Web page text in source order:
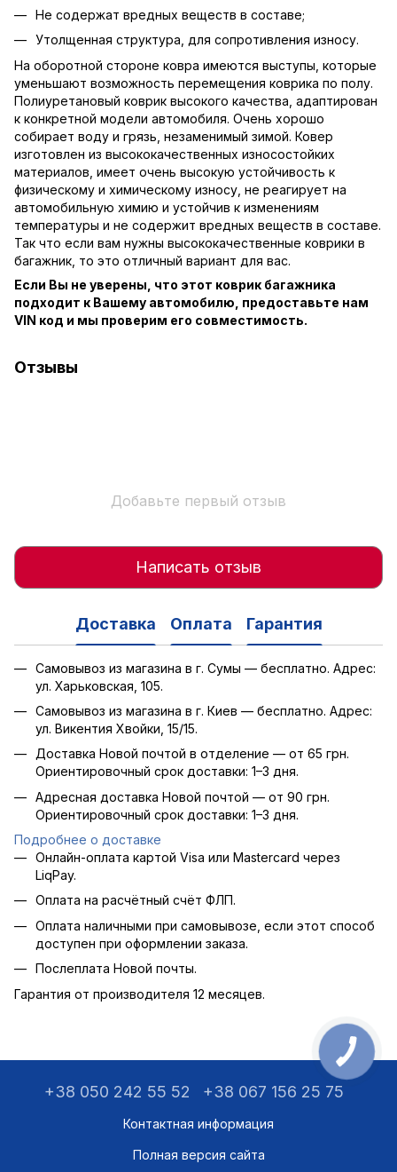
Не содержат вредных веществ в составе;
Утолщенная структура, для сопротивления износу.
На оборотной стороне ковра имеются выступы, которые
уменьшают возможность перемещения коврика по полу.
Полиуретановый коврик высокого качества, адаптирован
к конкретной модели автомобиля. Очень хорошо
собирает воду и грязь, незаменимый зимой. Ковер
изготовлен из высококачественных износостойких
материалов, имеет очень высокую устойчивость к
физическому и химическому износу, не реагирует на
автомобильную химию и устойчив к изменениям
температуры и не содержит вредных веществ в составе.
Так что если вам нужны высококачественные коврики в
багажник, то это отличный вариант для вас.
Если Вы не уверены, что этот коврик багажника
подходит к Вашему автомобилю, предоставьте нам
VIN код и мы проверим его совместимость.
Отзывы
Добавьте первый отзыв
Написать отзыв
Доставка Оплата Гарантия
Самовывоз из магазина в г. Сумы — бесплатно. Адрес:
ул. Харьковская, 105.
Самовывоз из магазина в г. Киев — бесплатно. Адрес:
ул. Викентия Хвойки, 15/15.
Доставка Новой почтой в отделение — от 65 грн.
Ориентировочный срок доставки: 1–3 дня.
Адресная доставка Новой почтой — от 90 грн.
Ориентировочный срок доставки: 1–3 дня.
Подробнее о доставке
Онлайн-оплата картой Visa или Mastercard через
LiqPay.
Оплата на расчётный счёт ФЛП.
Оплата наличными при самовывозе, если этот способ
доступен при оформлении заказа.
Послеплата Новой почты.
Гарантия от производителя 12 месяцев.
+38 050 242 55 52 +38 067 156 25 75
Контактная информация
Полная версия сайта